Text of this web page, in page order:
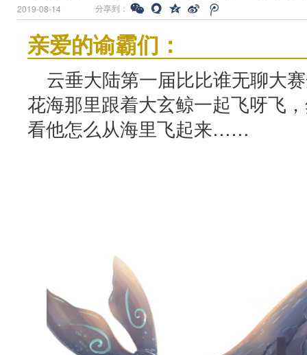
2019-08-14 分享到：
亲爱的谕霸们：
云垂大陆第一届比比谁无聊大
花海那里跟着大玄鲸一起飞呀飞
看他怎么从海里飞起来……